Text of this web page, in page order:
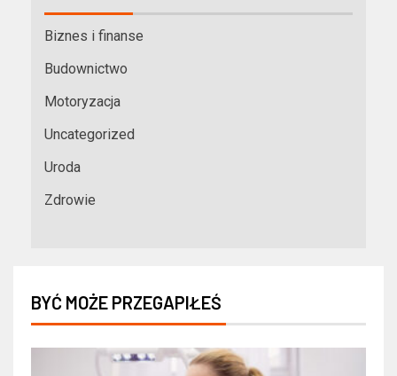
Biznes i finanse
Budownictwo
Motoryzacja
Uncategorized
Uroda
Zdrowie
BYĆ MOŻE PRZEGAPIŁEŚ